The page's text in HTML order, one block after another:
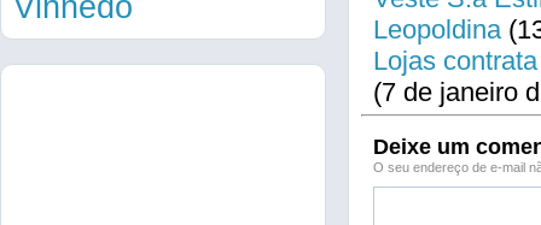
Leopoldina
Lojas
(7 de janeiro
Deixe um
O seu endereço de e-mail
Vinhedo